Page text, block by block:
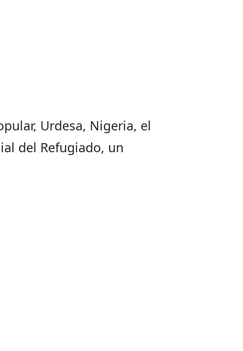
Urdesa, Nigeria, el
del Refugiado, un